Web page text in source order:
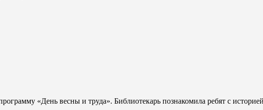
«День весны и труда». Библиотекарь познакомила ребят с